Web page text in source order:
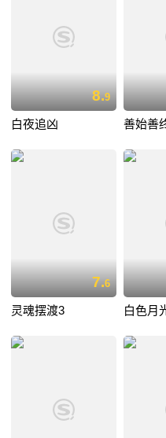
8.9
白夜追凶 善始善
7.6
灵魂摆渡3 白色月